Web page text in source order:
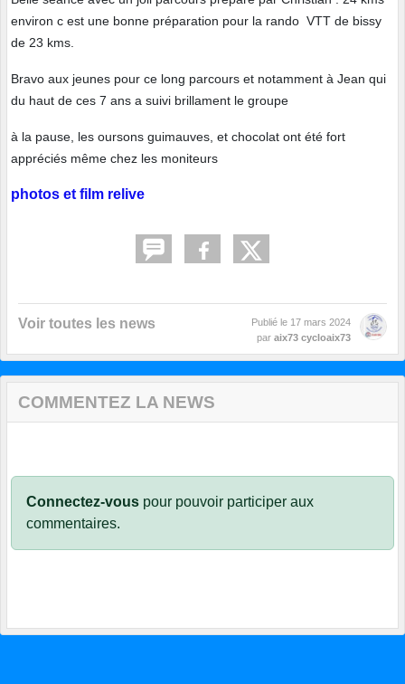
environ c est une bonne préparation pour la rando VTT de bissy
de 23 kms.
Bravo aux jeunes pour ce long parcours et notamment à Jean qui
du haut de ces 7 ans a suivi brillament le groupe
à la pause, les oursons guimauves, et chocolat ont été fort
appréciés même chez les moniteurs
photos et film relive
Voir toutes les news Publié le 17 mars 2024
par aix73 cycloaix73
COMMENTEZ LA NEWS
Connectez-vous pour pouvoir participer aux
commentaires.